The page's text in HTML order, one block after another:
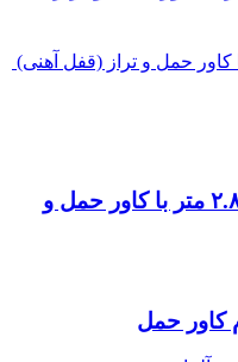
ژالون تاپکون – کشویی مدرج ۲.۸۰ متر با کاور حمل و
کاور حمل